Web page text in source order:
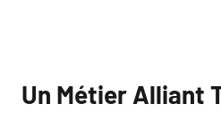
Un Métier Alliant